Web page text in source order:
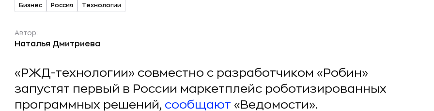
Бизнес Россия Технологии
Автор:
Наталья Дмитриева
«РЖД-технологии» совместно с разработчиком «Робин»
запустят первый в России маркетплейс роботизированных
программных решений, сообщают «Ведомости».